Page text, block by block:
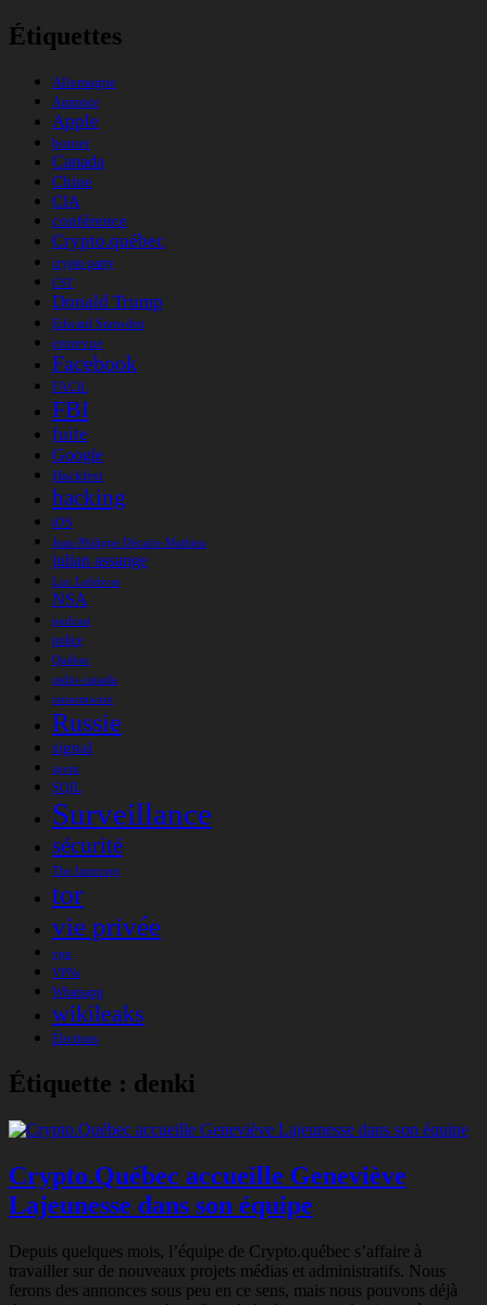
Étiquettes
Allemagne
Annonce
Apple
botnet
Canada
Chine
CIA
conférence
Crypto.québec
crypto party
CST
Donald Trump
Edward Snowden
entrevue
Facebook
FACiL
FBI
fuite
Google
Hackfest
hacking
iOS
Jean-Philippe Décarie-Mathieu
julian assange
Luc Lefebvre
NSA
podcast
police
Québec
radio-canada
ransomware
Russie
signal
spvm
SQIL
Surveillance
sécurité
The Intercept
tor
vie privée
vpn
VPNs
Whatsapp
wikileaks
Élections
Étiquette : denki
Crypto.Québec accueille Geneviève
Lajeunesse dans son équipe
Depuis quelques mois, l’équipe de Crypto.québec s’affaire à
travailler sur de nouveaux projets médias et administratifs. Nous
ferons des annonces sous peu en ce sens, mais nous pouvons déjà